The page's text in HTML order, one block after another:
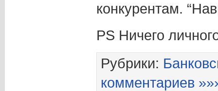
конкурентам.
PS Ничего
Рубрики:
комментариев